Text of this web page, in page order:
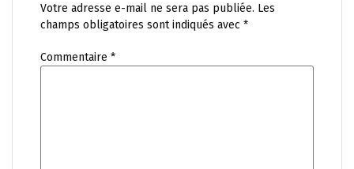
Votre adresse e-mail ne sera pas publiée. Les
champs obligatoires sont indiqués avec *
Commentaire *